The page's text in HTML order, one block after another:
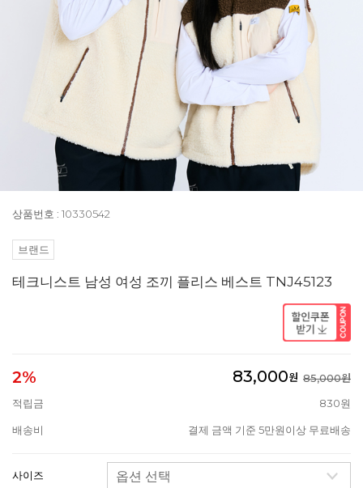
상품번호 : 10330542
브랜드
테크니스트 남성 여성 조끼 플리스 베스트 TNJ45123
2% 83,000원 85,000원
적립금
830원
배송비 결제 금액 기준 5만원이상 무료배송
사이즈